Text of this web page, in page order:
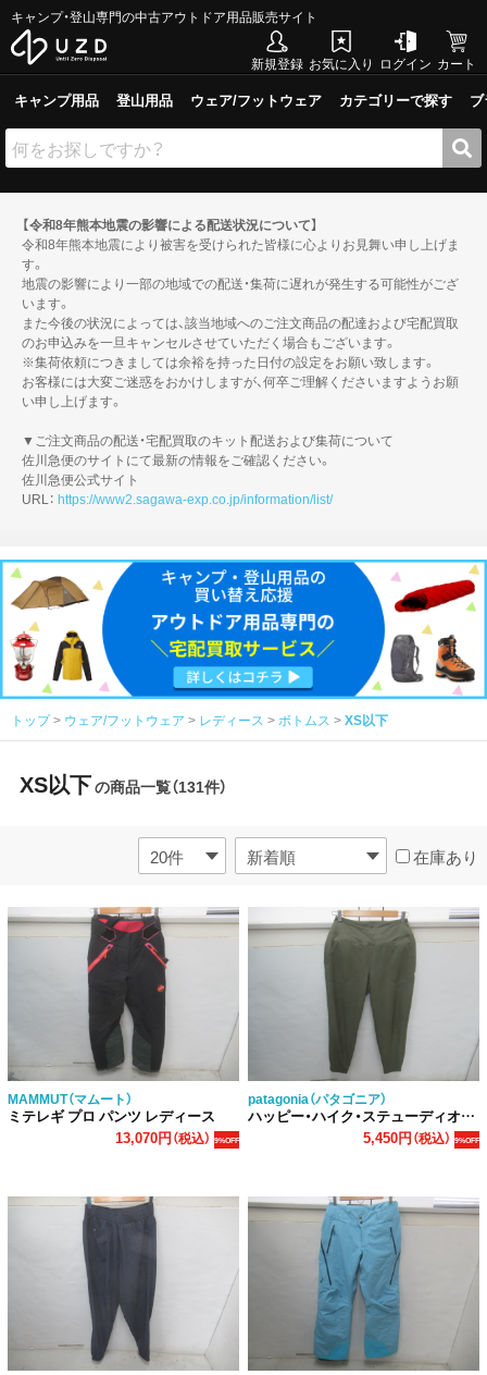
キャンプ・登山専門の中古アウトドア用品販売サイト
新規登録 お気に入り ログイン カート
キャンプ用品 登山用品 ウェア/フットウェア カテゴリーで探す
【令和8年熊本地震の影響による配送状況について】
令和8年熊本地震により被害を受けられた皆様に心よりお見舞い申し上げま
す。
地震の影響により一部の地域での配送・集荷に遅れが発生する可能性がござ
います。
また今後の状況によっては、該当地域へのご注文商品の配達および宅配買取
のお申込みを一旦キャンセルさせていただく場合もございます。
※集荷依頼につきましては余裕を持った日付の設定をお願い致します。
お客様には大変ご迷惑をおかけしますが、何卒ご理解くださいますようお願
い申し上げます。
▼ご注文商品の配送・宅配買取のキット配送および集荷について
佐川急便のサイトにて最新の情報をご確認ください。
佐川急便公式サイト
URL： https://www2.sagawa-exp.co.jp/information/list/
トップ ウェア/フットウェア レディース ボトムス XS以下
XS以下の商品一覧（131件）
在庫あり
MAMMUT（マムート）
ミテレギ プロ パンツ レディース
13,070円（税込） 9%OFF
patagonia（パタゴニア）
ハッピー・ハイク・ステューディオ・パンツ
5,450円（税込） 9%OFF